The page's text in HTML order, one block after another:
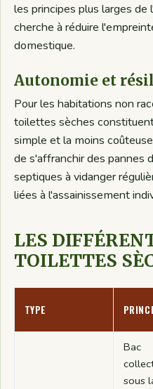
les principes plus larges de
cherche à réduire
domestique.
Autonomie et
Pour les habitations non
toilettes sèches
simple et la moins
de s'affranchir des pannes
septiques à vidanger
liées à l'assainissement
LES
TOILETTES
TYPE
Bac
sous